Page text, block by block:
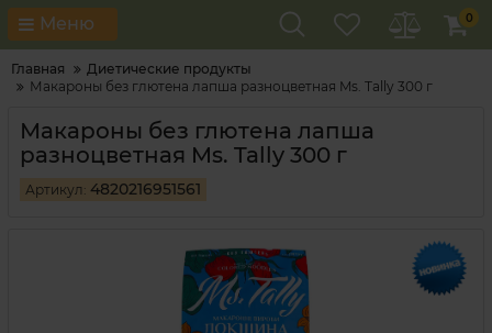
Меню 0
Главная
Диетические продукты
Макароны без глютена лапша разноцветная Ms. Tally 300 г
Макароны без глютена лапша
разноцветная Ms. Tally 300 г
Артикул: 4820216951561